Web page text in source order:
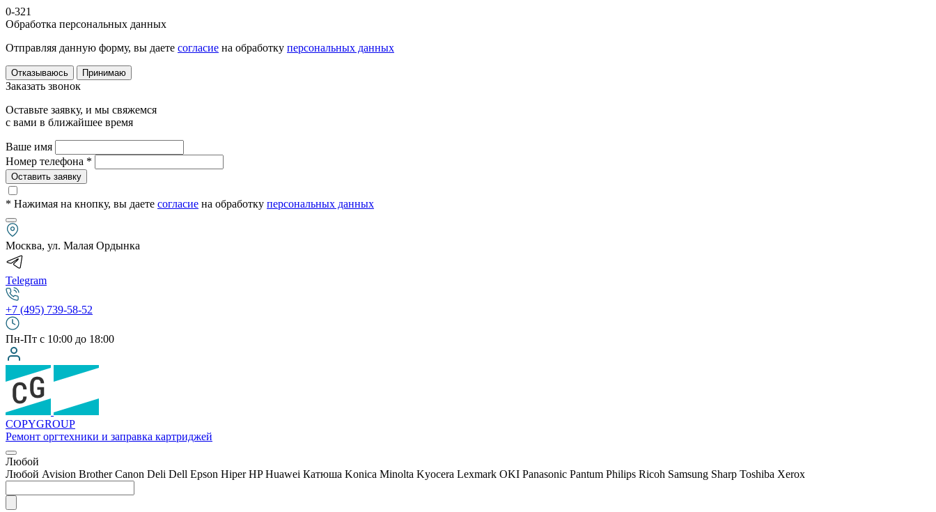
0-321
Обработка персональных данных
Отправляя данную форму, вы даете согласие на обработку персональных данных
Отказываюсь Принимаю
Заказать звонок
Оставьте заявку, и мы свяжемся
с вами в ближайшее время
Ваше имя
Номер телефона *
Оставить заявку
* Нажимая на кнопку, вы даете согласие на обработку персональных данных
Москва, ул. Малая Ордынка
Telegram
+7 (495) 739-58-52
Пн-Пт с 10:00 до 18:00
COPYGROUP
Ремонт оргтехники и заправка картриджей
Любой
Любой Avision Brother Canon Deli Dell Epson Hiper HP Huawei Катюша Konica Minolta Kyocera Lexmark OKI Panasonic Pantum Philips Ricoh Samsung Sharp Toshiba Xerox